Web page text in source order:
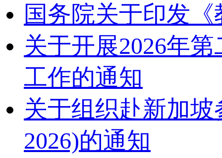
国务院关于印发
关于开展2026年
工作的通知
关于组织赴新加坡
2026)的通知